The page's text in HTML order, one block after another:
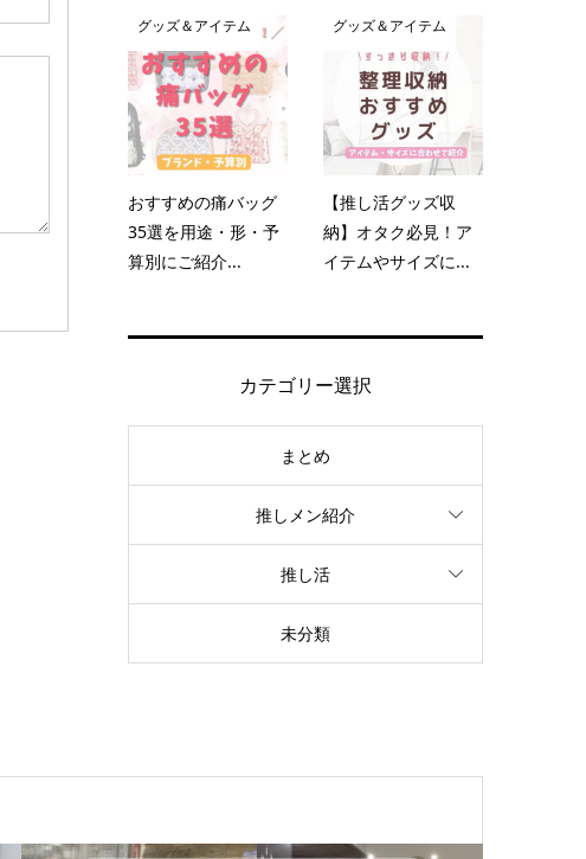
グッズ＆アイテム
おすすめの痛バッグ
35選を用途・形・予
算別にご紹介...
グッズ＆アイテム
【推し活グッズ収
納】オタク必見！ア
イテムやサイズに...
カテゴリー選択
まとめ
推しメン紹介
推し活
未分類